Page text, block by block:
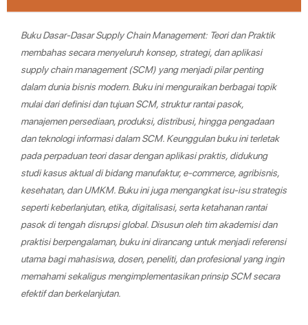
Buku Dasar-Dasar Supply Chain Management: Teori dan Praktik
membahas secara menyeluruh konsep, strategi, dan aplikasi
supply chain management (SCM) yang menjadi pilar penting
dalam dunia bisnis modern. Buku ini menguraikan berbagai topik
mulai dari definisi dan tujuan SCM, struktur rantai pasok,
manajemen persediaan, produksi, distribusi, hingga pengadaan
dan teknologi informasi dalam SCM. Keunggulan buku ini terletak
pada perpaduan teori dasar dengan aplikasi praktis, didukung
studi kasus aktual di bidang manufaktur, e-commerce, agribisnis,
kesehatan, dan UMKM. Buku ini juga mengangkat isu-isu strategis
seperti keberlanjutan, etika, digitalisasi, serta ketahanan rantai
pasok di tengah disrupsi global. Disusun oleh tim akademisi dan
praktisi berpengalaman, buku ini dirancang untuk menjadi referensi
utama bagi mahasiswa, dosen, peneliti, dan profesional yang ingin
memahami sekaligus mengimplementasikan prinsip SCM secara
efektif dan berkelanjutan.